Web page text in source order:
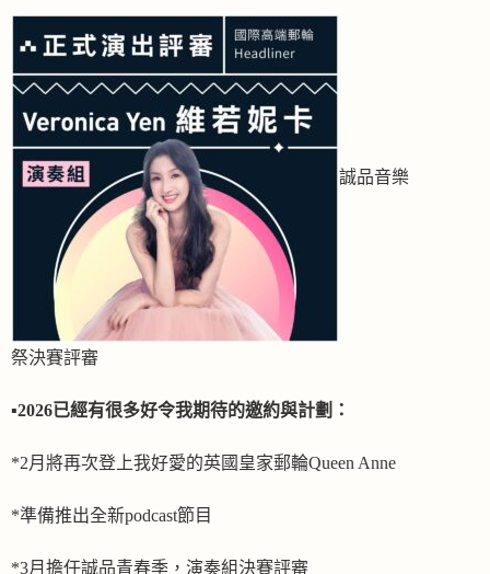
誠品音樂
祭決賽評審
▪️2026已經有很多好令我期待的邀約與計劃：
*2月將再次登上我好愛的英國皇家郵輪Queen Anne
*準備推出全新podcast節目
*3月擔任誠品青春季，演奏組決賽評審